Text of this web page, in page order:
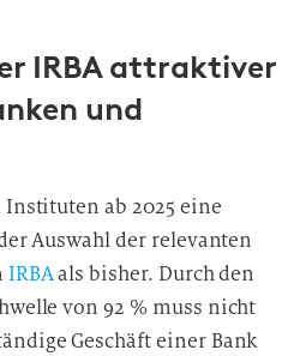
IRBA attraktiver
und
Instituten ab 2025 eine
Auswahl der relevanten
IRBAals bisher. Durch den
von 92 % muss nicht
Geschäft einer Bank